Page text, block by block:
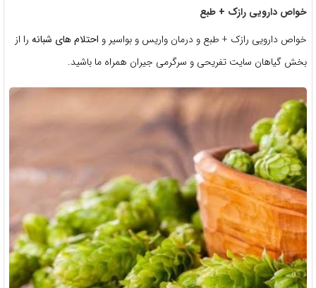
خواص دارویی رازک + طبع
خواص دارویی رازک + طبع و درمان واریس و بواسیر و احتلام های شبانه را از
بخش گیاهان سایت تفریحی و سرگرمی جیران همراه ما باشید.